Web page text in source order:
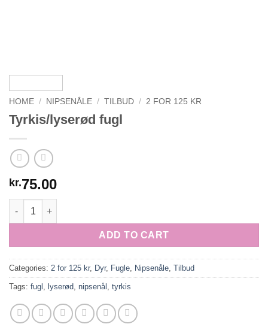
HOME / NIPSENÅLE / TILBUD / 2 FOR 125 KR
Tyrkis/lyserød fugl
kr.75.00
Tyrkis/lyserød fugl quantity
ADD TO CART
Categories: 2 for 125 kr, Dyr, Fugle, Nipsenåle, Tilbud
Tags: fugl , lyserød, nipsenål , tyrkis